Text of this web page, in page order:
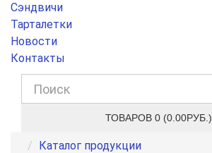
Сэндвичи
Тарталетки
Новости
Контакты
ТОВАРОВ 0 (0.00РУБ.)
Каталог продукции